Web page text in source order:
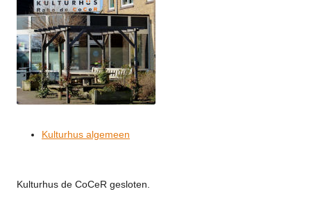
Kulturhus algemeen
Kulturhus de CoCeR gesloten.